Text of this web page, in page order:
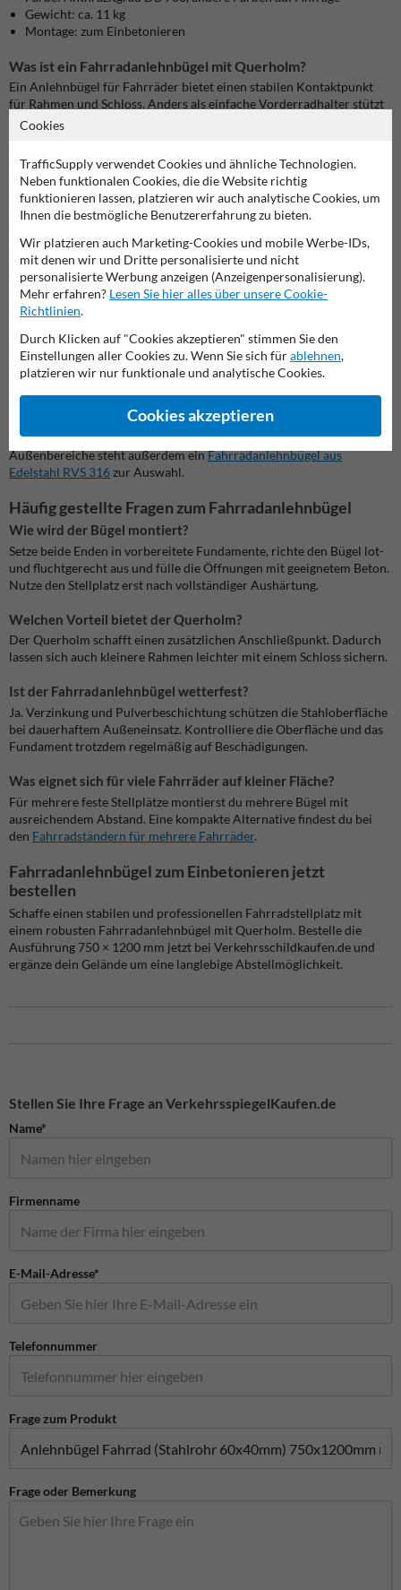
Gewicht: ca. 11 kg
Montage: zum Einbetonieren
Was ist ein Fahrradanlehnbügel mit Querholm?
Ein Anlehnbügel für Fahrräder bietet einen stabilen Kontaktpunkt
für Rahmen und Schloss. Anders als einfache Vorderradhalter stützt
er das Fahrrad über eine größere Fläche. Der Querholm erleichtert
Bauformen, entdecke das gesamte Sortiment an
Fahrradanlehnbügeln aus Stahl und Edelstahl.
Für welche Standorte eignet sich der Fahrradanlehnbügel?
Der Bügel passt vor Bürogebäude, Geschäfte, Schulen, Wohnanlagen,
Sportstätten und öffentliche Einrichtungen. Durch das Einbetonieren
entsteht eine feste Verbindung mit dem Untergrund. Das macht diese
Ausführung ideal für dauerhaft eingerichtete und regelmäßig
genutzte Fahrradstellplätze. Für schmalere Flächen eignet sich
Material, Qualität und Alternativen
moderne Optik. Bevorzugst du eine runde Form, wähle den
Fahrradbügel aus Rundrohr Ø48 mm. Für besonders anspruchsvolle
Außenbereiche steht außerdem einFahrradanlehnbügel aus
Edelstahl RVS 316zur Auswahl.
Häufig gestellte Fragen zum Fahrradanlehnbügel
Wie wird der Bügel montiert?
Setze beide Enden in vorbereitete Fundamente, richte den Bügel lot-
und fluchtgerecht aus und fülle die Öffnungen mit geeignetem Beton.
Nutze den Stellplatz erst nach vollständiger Aushärtung.
Welchen Vorteil bietet der Querholm?
Der Querholm schafft einen zusätzlichen Anschließpunkt. Dadurch
lassen sich auch kleinere Rahmen leichter mit einem Schloss sichern.
Ist der Fahrradanlehnbügel wetterfest?
Ja. Verzinkung und Pulverbeschichtung schützen die Stahloberfläche
bei dauerhaftem Außeneinsatz. Kontrolliere die Oberfläche und das
Fundament trotzdem regelmäßig auf Beschädigungen.
Was eignet sich für viele Fahrräder auf kleiner Fläche?
Für mehrere feste Stellplätze montierst du mehrere Bügel mit
ausreichendem Abstand. Eine kompakte Alternative findest du bei
den Fahrradständern für mehrere Fahrräder.
Fahrradanlehnbügel zum Einbetonieren jetzt
bestellen
Schaffe einen stabilen und professionellen Fahrradstellplatz mit
einem robusten Fahrradanlehnbügel mit Querholm. Bestelle die
Ausführung 750 × 1200 mm jetzt bei Verkehrsschildkaufen.de und
ergänze dein Gelände um eine langlebige Abstellmöglichkeit.
Stellen Sie Ihre Frage an VerkehrsspiegelKaufen.de
Name*
Firmenname
E-Mail-Adresse*
Telefonnummer
Frage zum Produkt
Frage oder Bemerkung
Cookies
TrafficSupply verwendet Cookies und ähnliche Technologien.
Neben funktionalen Cookies, die die Website richtig
funktionieren lassen, platzieren wir auch analytische Cookies, um
Ihnen die bestmögliche Benutzererfahrung zu bieten.
Wir platzieren auch Marketing-Cookies und mobile Werbe-IDs,
mit denen wir und Dritte personalisierte und nicht
personalisierte Werbung anzeigen (Anzeigenpersonalisierung).
Mehr erfahren? Lesen Sie hier alles über unsere Cookie-
Richtlinien.
Durch Klicken auf "Cookies akzeptieren" stimmen Sie den
Einstellungen aller Cookies zu. Wenn Sie sich fürablehnen,
platzieren wir nur funktionale und analytische Cookies.
Cookies akzeptieren